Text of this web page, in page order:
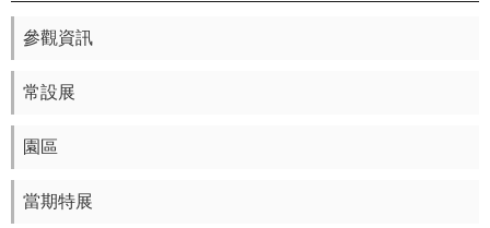
使
新
息
參觀資訊
常設展
園區
當期特展